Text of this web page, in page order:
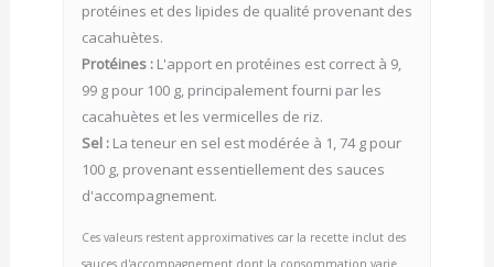
protéines et des lipides de qualité provenant des
cacahuètes.
Protéines :L'apport en protéines est correct à 9,
99 g pour 100 g, principalement fourni par les
cacahuètes et les vermicelles de riz.
Sel :La teneur en sel est modérée à 1, 74 g pour
100 g, provenant essentiellement des sauces
d'accompagnement.
Ces valeurs restent approximatives car la recette inclut des